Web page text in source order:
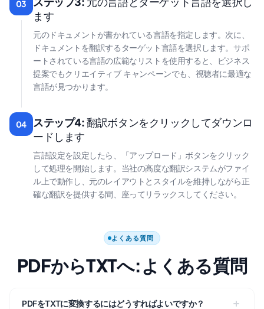
03
ます
元のドキュメントが書かれている言語を指定します。次に、
ドキュメントを翻訳するターゲット言語を選択します。サポ
ートされている言語の広範なリストを使用すると、ビジネス
提案でもクリエイティブ キャンペーンでも、視聴者に最適な
言語が見つかります。
04 ステップ4:翻訳ボタンをクリックしてダウンロ
ードします
言語設定を設定したら、「アップロード」ボタンをクリック
して処理を開始します。当社の高度な翻訳システムがファイ
ル上で動作し、元のレイアウトとスタイルを維持しながら正
確な翻訳を提供する間、座ってリラックスしてください。
よくある質問
PDFからTXTへ:よくある質問
PDFをTXTに変換するにはどうすればよいですか？